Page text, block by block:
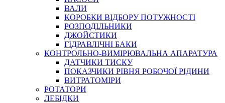
ВАЛИ
КОРОБКИ ВІДБОРУ ПОТУЖНОСТІ
РОЗПОДІЛЬНИКИ
ДЖОЙСТИКИ
ГІДРАВЛІЧНІ БАКИ
КОНТРОЛЬНО-ВИМІРЮВАЛЬНА АПАРАТУРА
ДАТЧИКИ ТИСКУ
ПОКАЗЧИКИ РІВНЯ РОБОЧОЇ РІДИНИ
ВИТРАТОМІРИ
РОТАТОРИ
ЛЕБІДКИ